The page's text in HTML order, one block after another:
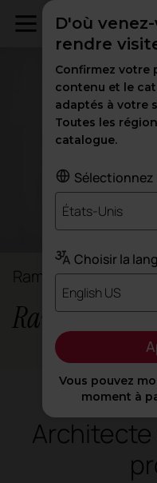
Ramón Esteve
Ramón
D'où
rendre
Confirmez votre
contenu et le
adaptés à votre
Toutes les
catalogue.
États-Unis
Choisir la
English US
Vous pouvez
moment à